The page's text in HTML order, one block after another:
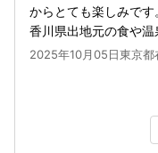
からとても楽しみで
香川県出地元の食や温
2025年10月05日東京都